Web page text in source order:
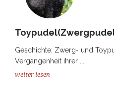
Geschichte: Zwerg- und
Vergangenheit ihrer ...
weiter lesen